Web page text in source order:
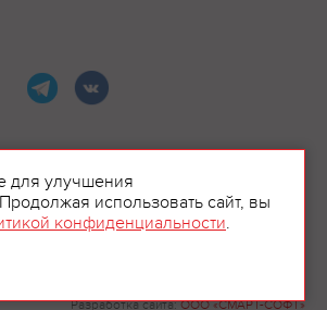
Разработка сайта:ООО «СМАРТ-СОФТ»
для улучшения
использовать сайт, вы
конфиденциальности.